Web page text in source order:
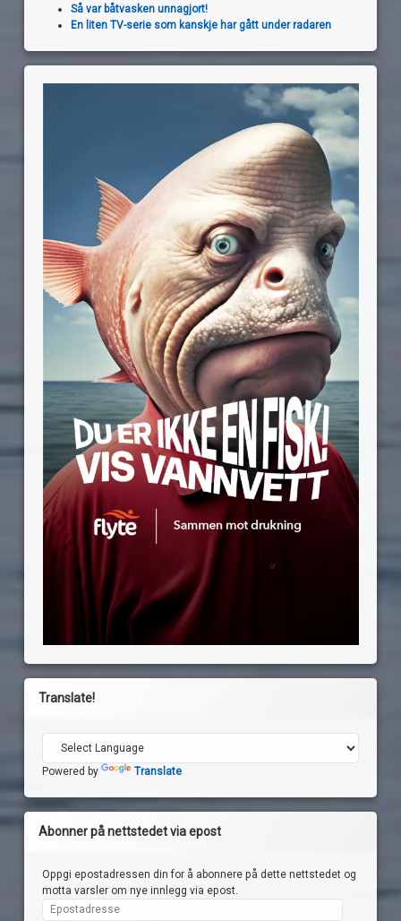
Så var båtvasken unnagjort!
En liten TV-serie som kanskje har gått under radaren
Translate!
Powered by Translate
Abonner på nettstedet via epost
Oppgi epostadressen din for å abonnere på dette nettstedet og
motta varsler om nye innlegg via epost.
Epostadresse